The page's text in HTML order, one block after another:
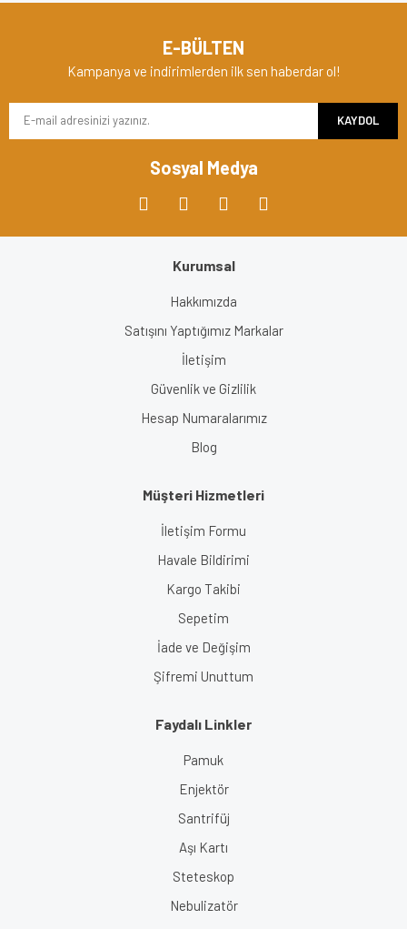
E-BÜLTEN
Kampanya ve indirimlerden ilk sen haberdar ol!
KAYDOL
Sosyal Medya
Kurumsal
Hakkımızda
Satışını Yaptığımız Markalar
İletişim
Güvenlik ve Gizlilik
Hesap Numaralarımız
Blog
Müşteri Hizmetleri
İletişim Formu
Havale Bildirimi
Kargo Takibi
Sepetim
İade ve Değişim
Şifremi Unuttum
Faydalı Linkler
Pamuk
Enjektör
Santrifüj
Aşı Kartı
Steteskop
Nebulizatör